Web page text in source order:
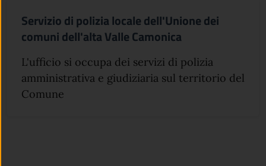
Servizio di polizia locale dell'Unione dei
comuni dell'alta Valle Camonica
L'ufficio si occupa dei servizi di polizia
amministrativa e giudiziaria sul territorio del
Comune